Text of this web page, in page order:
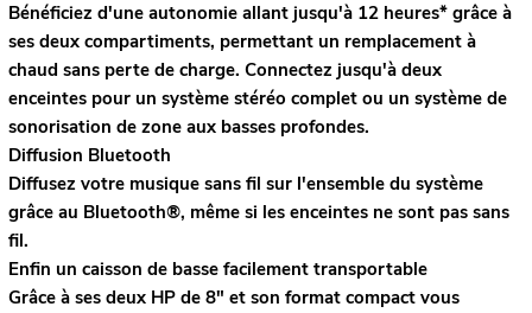
Bénéficiez d'une autonomie allant jusqu'à 12 heures* grâce à
ses deux compartiments, permettant un remplacement à
chaud sans perte de charge. Connectez jusqu'à deux
enceintes pour un système stéréo complet ou un système de
sonorisation de zone aux basses profondes.
Diffusion Bluetooth
Diffusez votre musique sans fil sur l'ensemble du système
grâce au Bluetooth®, même si les enceintes ne sont pas sans
fil.
Enfin un caisson de basse facilement transportable
Grâce à ses deux HP de 8" et son format compact vous